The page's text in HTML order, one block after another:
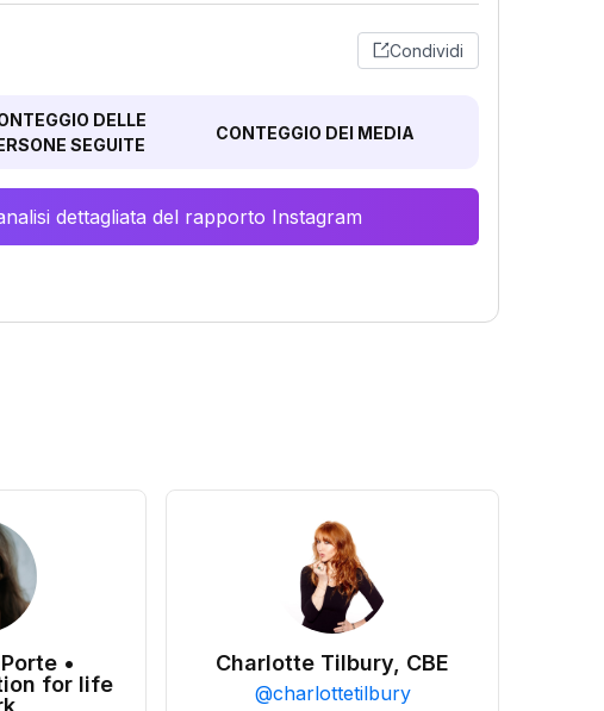
Condividi
DELLE
SEGUITE
CONTEGGIO DEI MEDIA
dettagliata del rapporto Instagram
•
for life
Charlotte Tilbury, CBE
@charlottetilbury